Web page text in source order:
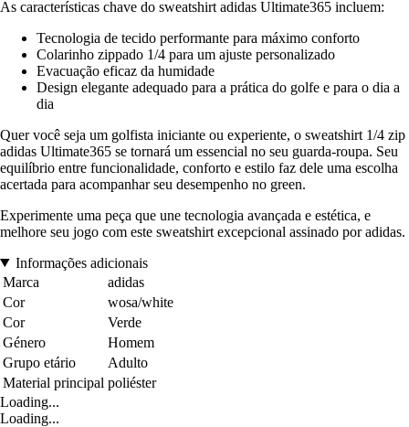
As características chave do sweatshirt adidas Ultimate365 incluem:
Tecnologia de tecido performante para máximo conforto
Colarinho zippado 1/4 para um ajuste personalizado
Evacuação eficaz da humidade
Design elegante adequado para a prática do golfe e para o dia a
dia
Quer você seja um golfista iniciante ou experiente, o sweatshirt 1/4 zip
adidas Ultimate365 se tornará um essencial no seu guarda-roupa. Seu
equilíbrio entre funcionalidade, conforto e estilo faz dele uma escolha
acertada para acompanhar seu desempenho no green.
Experimente uma peça que une tecnologia avançada e estética, e
melhore seu jogo com este sweatshirt excepcional assinado por adidas.
Informações adicionais
Marca
adidas
Cor
wosa/white
Cor
Verde
Género
Homem
Grupo etário
Adulto
Material principal poliéster
Loading...
Loading...